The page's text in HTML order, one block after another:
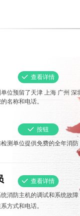
位预留了天津 上海 广州 深
名称和电话。
测单位提供免费的全年消防
消防主机的调试和系统故障
方式和电话。
끳 查看详情
끳 查看详情
끳 按钮